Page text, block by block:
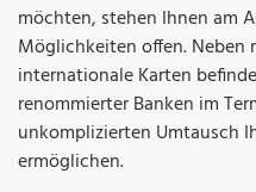
möchten, stehen Ihnen am
Möglichkeiten offen. Neben
internationale Karten
renommierter Banken im
unkomplizierten Umtausch
ermöglichen.